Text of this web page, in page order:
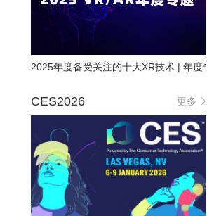
2025年度备受关注的十大XR技术 | 年度
CES2026 更多